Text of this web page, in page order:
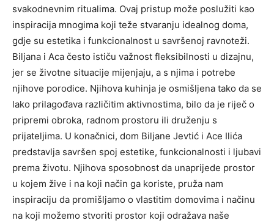
svakodnevnim ritualima. Ovaj pristup može poslužiti kao
inspiracija mnogima koji teže stvaranju idealnog doma,
gdje su estetika i funkcionalnost u savršenoj ravnoteži.
Biljana i Aca često ističu važnost fleksibilnosti u dizajnu,
jer se životne situacije mijenjaju, a s njima i potrebe
njihove porodice. Njihova kuhinja je osmišljena tako da se
lako prilagođava različitim aktivnostima, bilo da je riječ o
pripremi obroka, radnom prostoru ili druženju s
prijateljima. U konačnici, dom Biljane Jevtić i Ace Ilića
predstavlja savršen spoj estetike, funkcionalnosti i ljubavi
prema životu. Njihova sposobnost da unaprijede prostor
u kojem žive i na koji način ga koriste, pruža nam
inspiraciju da promišljamo o vlastitim domovima i načinu
na koji možemo stvoriti prostor koji odražava naše